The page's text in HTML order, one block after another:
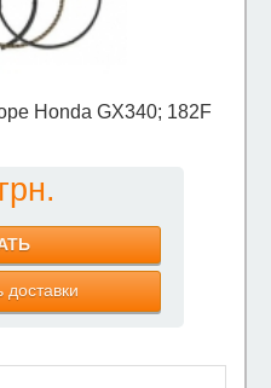
Honda GX340; 182F